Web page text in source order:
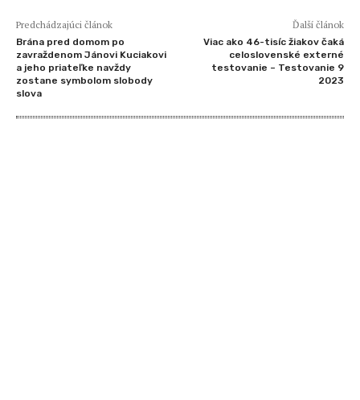
Predchádzajúci článok
Brána pred domom po
zavraždenom Jánovi Kuciakovi
a jeho priateľke navždy
zostane symbolom slobody
slova
Ďalší článok
Viac ako 46-tisíc žiakov čaká
celoslovenské externé
testovanie – Testovanie 9
2023